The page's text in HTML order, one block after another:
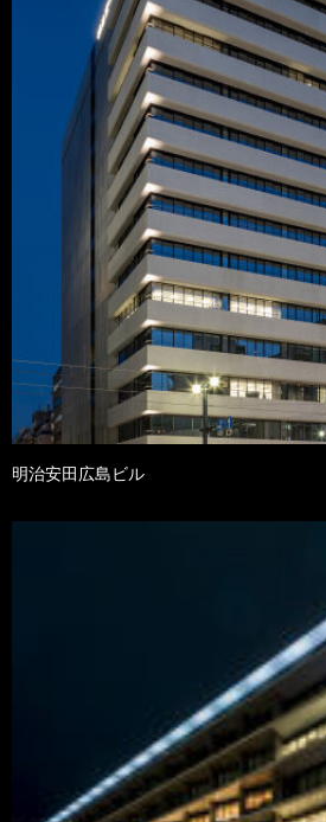
明治安田広島ビル